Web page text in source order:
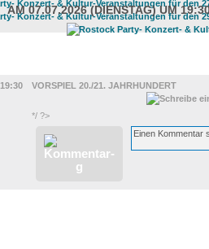
AM 07.07.2026 (DIENSTAG) UM
19:30
VORSPIEL 20./21. JAHRHUNDERT
*/ ?>